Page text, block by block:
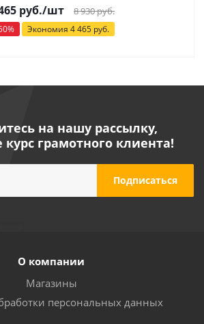
руб./шт 8 930руб.
% Экономия 4 465руб.
на нашу рассылку,
грамотного клиента!
О компании
Магазины
персональных данных